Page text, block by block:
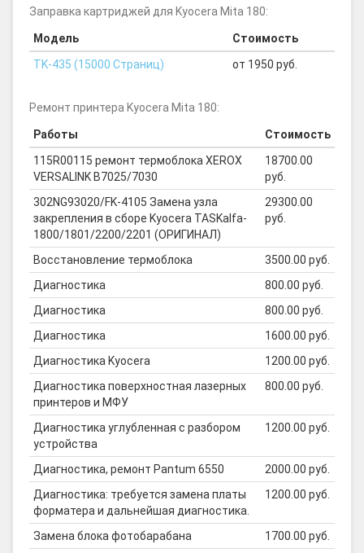
Заправка картриджей для Kyocera Mita 180:
Модель
Стоимость
TK-435 (15000 Страниц)
от 1950 руб.
Ремонт принтера Kyocera Mita 180:
Работы
Стоимость
115R00115 ремонт термоблока XEROX
VERSALINK B7025/7030
18700.00
руб.
302NG93020/FK-4105 Замена узла
закрепления в сборе Kyocera TASKalfa-
1800/1801/2200/2201 (ОРИГИНАЛ)
29300.00
руб.
Восстановление термоблока
3500.00 руб.
Диагностика
800.00 руб.
Диагностика
800.00 руб.
Диагностика
1600.00 руб.
Диагностика Kyocera
1200.00 руб.
Диагностика поверхностная лазерных
принтеров и МФУ
800.00 руб.
Диагностика углубленная с разбором
устройства
1200.00 руб.
Диагностика, ремонт Pantum 6550
2000.00 руб.
Диагностика: требуется замена платы
форматера и дальнейшая диагностика.
1200.00 руб.
Замена блока фотобарабана
1700.00 руб.